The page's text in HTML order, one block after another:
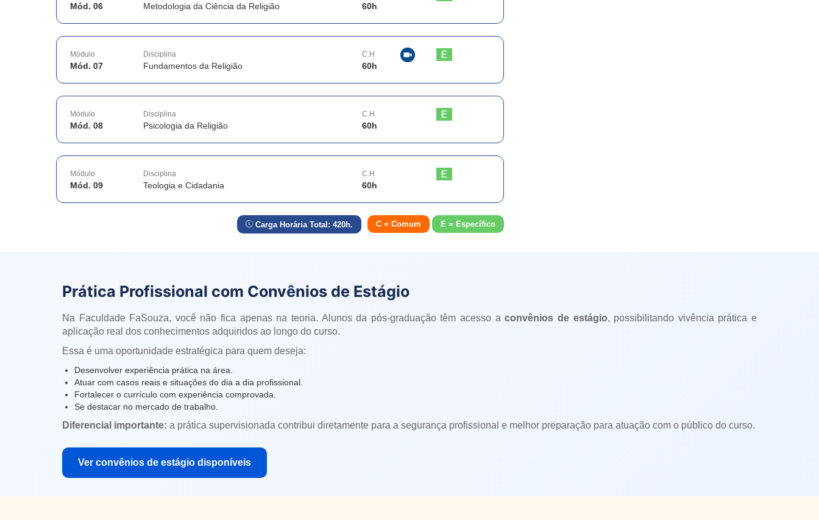
Mód. 06 Metodologia da Ciência da Religião 60h
Módulo
Mód. 07
Disciplina
Fundamentos da Religião
C.H
60h
Módulo
Mód. 08
Disciplina
Psicologia da Religião
C.H
60h
Módulo
Mód. 09
Disciplina
Teologia e Cidadania
C.H
60h
Carga Horária Total: 420h. C = Comum E = Específico
Prática Profissional com Convênios de Estágio
Na Faculdade FaSouza, você não fica apenas na teoria. Alunos da pós-graduação têm acesso aconvênios de estágio, possibilitando vivência prática e
aplicação real dos conhecimentos adquiridos ao longo do curso.
Essa é uma oportunidade estratégica para quem deseja:
Desenvolver experiência prática na área.
Atuar com casos reais e situações do dia a dia profissional.
Fortalecer o currículo com experiência comprovada.
Se destacar no mercado de trabalho.
Diferencial importante: a prática supervisionada contribui diretamente para a segurança profissional e melhor preparação para atuação com o público do curso.
Ver convênios de estágio disponíveis